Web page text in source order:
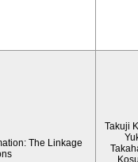
The Linkage
Takuji